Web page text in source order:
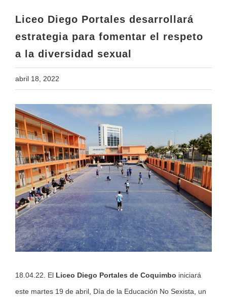
Liceo Diego Portales desarrollará
estrategia para fomentar el respeto
a la diversidad sexual
abril 18, 2022
View
Larger
Image
18.04.22. El Liceo Diego Portales de Coquimbo iniciará
este martes 19 de abril, Día de la Educación No Sexista, un